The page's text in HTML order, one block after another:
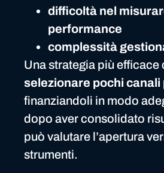
difficoltà nel
performance
complessità
Una strategia più efficace
selezionare pochi
finanziandoli in modo
dopo aver consolidato
può valutare l’apertura
strumenti.